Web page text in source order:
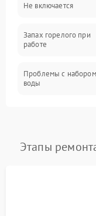
Не включается
Запах горелого при
работе
Проблемы с набором
воды
Замена платы
Этапы